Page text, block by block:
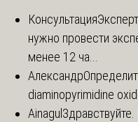
Консультация
нужно провести
менее 12 ча...
Александр
diaminopyrimidine
Ainagul